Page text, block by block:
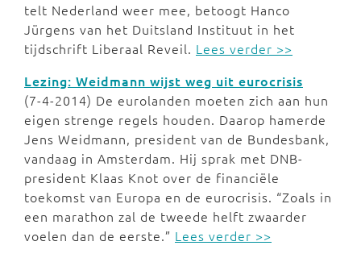
telt Nederland weer mee, betoogt Hanco
Jürgens van het Duitsland Instituut in het
tijdschrift Liberaal Reveil. Lees verder >>
Lezing: Weidmann wijst weg uit eurocrisis
(7-4-2014) De eurolanden moeten zich aan hun
eigen strenge regels houden. Daarop hamerde
Jens Weidmann, president van de Bundesbank,
vandaag in Amsterdam. Hij sprak met DNB-
president Klaas Knot over de financiële
toekomst van Europa en de eurocrisis. “Zoals in
een marathon zal de tweede helft zwaarder
voelen dan de eerste.” Lees verder >>